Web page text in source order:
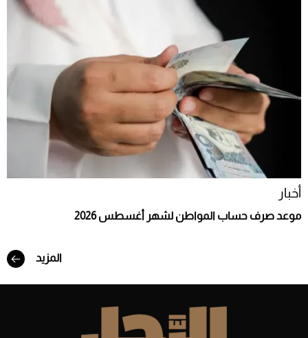
أخبار
موعد صرف حساب المواطن لشهر أغسطس 2026
المزيد